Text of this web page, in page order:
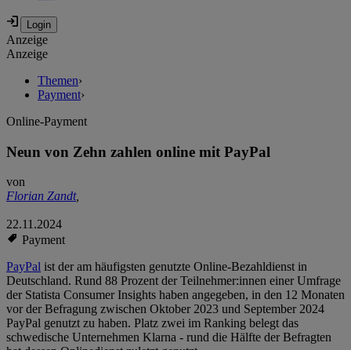
Anzeige
Anzeige
Themen›
Payment›
Online-Payment
Neun von Zehn zahlen online mit PayPal
von
Florian Zandt,
22.11.2024
Payment
PayPal ist der am häufigsten genutzte Online-Bezahldienst in
Deutschland. Rund 88 Prozent der Teilnehmer:innen einer Umfrage
der Statista Consumer Insights haben angegeben, in den 12 Monaten
vor der Befragung zwischen Oktober 2023 und September 2024
PayPal genutzt zu haben. Platz zwei im Ranking belegt das
schwedische Unternehmen Klarna - rund die Hälfte der Befragten